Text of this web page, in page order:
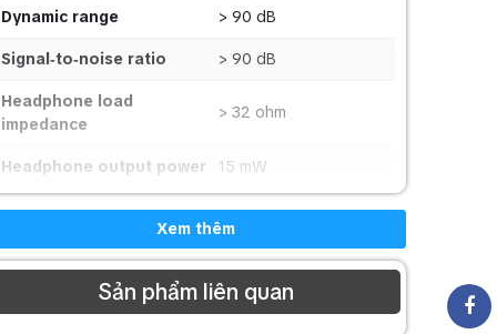
Dynamic range > 90 dB
Signal‑to‑noise ratio > 90 dB
Headphone load
impedance
> 32 ohm
Headphone output power 15 mW
Mounting Tabletop
Dimensions (H x W x D)
without microphone
72 x 259 x139 mm (2.8
x 10.2 x 5.5 in)
Weight: DCNM-WD,
590 g (1.30 Lb), 1051 g
Xem thêm
Sản phẩm liên quan